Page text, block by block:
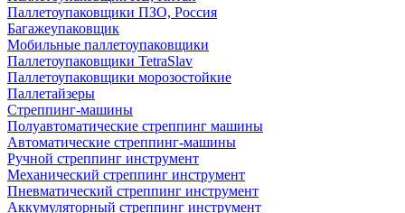
Паллетоупаковщики ПЗО, Россия
Багажеупаковщик
Мобильные паллетоупаковщики
Паллетоупаковщики TetraSlav
Паллетоупаковщики морозостойкие
Паллетайзеры
Стреппинг-машины
Полуавтоматические стреппинг машины
Автоматические стреппинг-машины
Ручной стреппинг инструмент
Механический стреппинг инструмент
Пневматический стреппинг инструмент
Аккумуляторный стреппинг инструмент